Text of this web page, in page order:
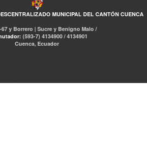
MUNICIPAL DEL CANTÓN CUENCA
y Borrero | Sucre y Benigno Malo /
(593-7) 4134900 / 4134901
Cuenca, Ecuador